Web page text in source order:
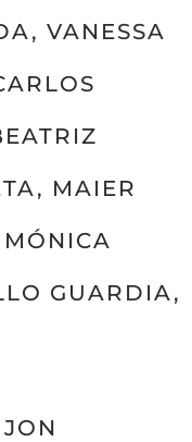
VANESSA
MAIER
GUARDIA,